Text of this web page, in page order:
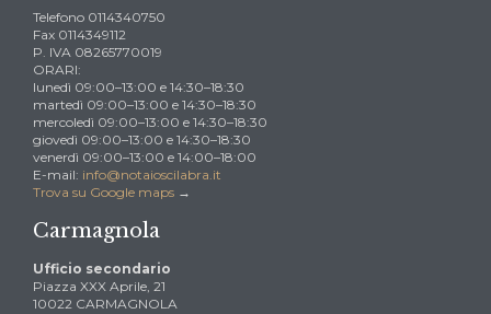
Telefono 0114340750
Fax 0114349112
P. IVA 08265770019
ORARI:
lunedì 09:00–13:00 e 14:30–18:30
martedì 09:00–13:00 e 14:30–18:30
mercoledì 09:00–13:00 e 14:30–18:30
giovedì 09:00–13:00 e 14:30–18:30
venerdì 09:00–13:00 e 14:00–18:00
E-mail: info@notaioscilabra.it
Trova su Google maps →
Carmagnola
Ufficio secondario
Piazza XXX Aprile, 21
10022 CARMAGNOLA